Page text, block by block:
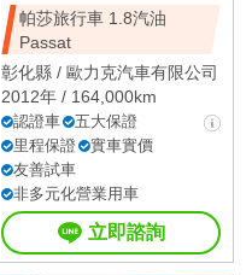
帕莎旅行車 1.8汽油
Passat
彰化縣 / 歐力克汽車有限公司
2012年 / 164,000km
認證車
五大保證
里程保證
實車實價
友善試車
非多元化營業用車
立即諮詢